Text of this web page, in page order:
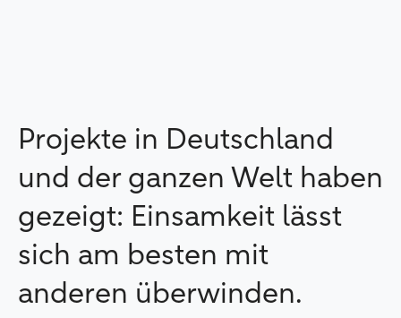
Projekte in Deutschland
und der ganzen Welt haben
gezeigt: Einsamkeit lässt
sich am besten mit
anderen überwinden.